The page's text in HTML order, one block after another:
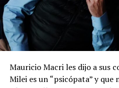
Mauricio Macri les dijo a sus
Milei es un “psicópata” y que